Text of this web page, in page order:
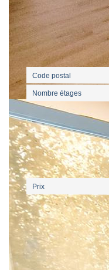
Localisation
Code postal
Nombre étages
Aspects financiers
Prix
Surfaces